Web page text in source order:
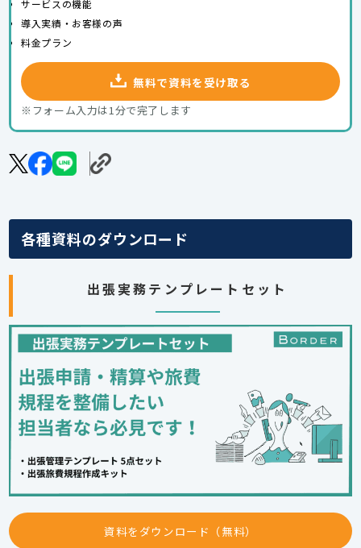
サービスの機能
導入実績・お客様の声
料金プラン
無料で資料を受け取る
※フォーム入力は1分で完了します
各種資料のダウンロード
出張実務テンプレートセット
資料をダウンロード（無料）